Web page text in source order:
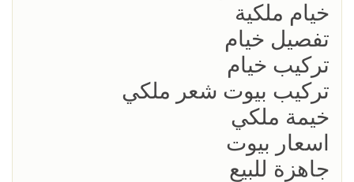
خيام ملكية
تفصيل خيام
تركيب خيام
تركيب بيوت شعر ملكي
خيمة ملكي
اسعار بيوت
جاهزة للبيع